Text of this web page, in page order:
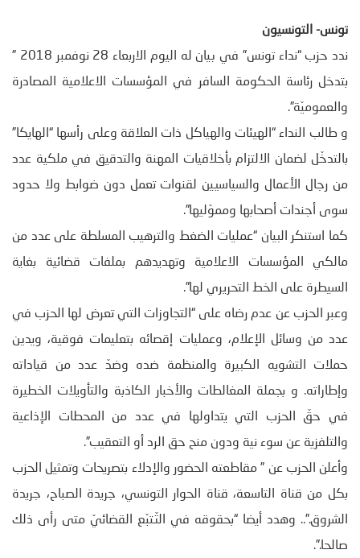
تونس- التونسيون
ندد حزب “نداء تونس” في بيان له اليوم الاربعاء 28 نوفمبر 2018 ”
بتدخل رئاسة الحكومة السافر في المؤسسات الاعلامية المصادرة
والعموميّة”.
و طالب النداء “الهيئات والهياكل ذات العلاقة وعلى رأسها “الهايكا”
بالتدخّل لضمان الالتزام بأخلاقيات المهنة والتدقيق في ملكية عدد
من رجال الأعمال والسياسيين لقنوات تعمل دون ضوابط ولا حدود
سوى أجندات أصحابها ومموّليها”.
كما استنكر البيان “عمليات الضغط والترهيب المسلطة على عدد من
مالكي المؤسسات الاعلامية وتهديدهم بملفات قضائية بغاية
السيطرة على الخط التحريري لها”.
وعبر الحزب عن عدم رضاه على “التجاوزات التي تعرض لها الحزب في
عدد من وسائل الإعلام، وعمليات إقصائه بتعليمات فوقية، ويدين
حملات التشويه الكبيرة والمنظمة ضده وضدّ عدد من قياداته
وإطاراته. و بجملة المغالطات والأخبار الكاذبة والتأويلات الخطيرة
في حقّ الحزب التي يتداولها في عدد من المحطات الإذاعية
والتلفزية عن سوء نية ودون منح حق الرد أو التعقيب”.
وأعلن الحزب عن ” مقاطعته الحضور والإدلاء بتصريحات وتمثيل الحزب
بكل من قناة التاسعة، قناة الحوار التونسي، جريدة الصباح، جريدة
الشروق.”.. وهدد أيضا “بحقوقه في التّتبّع القضائيّ متى رأى ذلك
صالحا.”.